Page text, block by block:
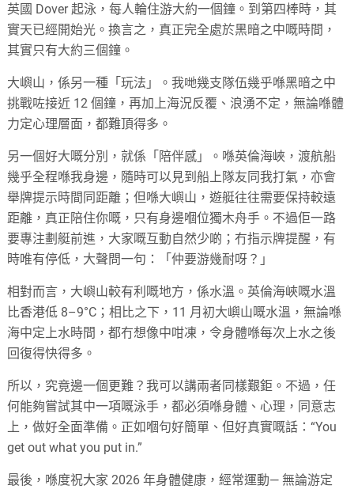
英國 Dover 起泳，每人輪住游大約一個鐘。到第四棒時，其
實天已經開始光。換言之，真正完全處於黑暗之中嘅時間，
其實只有大約三個鐘。
大嶼山，係另一種「玩法」。我哋幾支隊伍幾乎喺黑暗之中
挑戰咗接近 12 個鐘，再加上海況反覆、浪湧不定，無論喺體
力定心理層面，都難頂得多。
另一個好大嘅分別，就係「陪伴感」。喺英倫海峽，渡航船
幾乎全程喺我身邊，隨時可以見到船上隊友同我打氣，亦會
舉牌提示時間同距離；但喺大嶼山，遊艇往往需要保持較遠
距離，真正陪住你嘅，只有身邊嗰位獨木舟手。不過佢一路
要專注劃艇前進，大家嘅互動自然少啲；冇指示牌提醒，有
時唯有停低，大聲問一句：「仲要游幾耐呀？」
相對而言，大嶼山較有利嘅地方，係水溫。英倫海峽嘅水溫
比香港低 8–9°C；相比之下，11 月初大嶼山嘅水溫，無論喺
海中定上水時間，都冇想像中咁凍，令身體喺每次上水之後
回復得快得多。
所以，究竟邊一個更難？我可以講兩者同樣艱鉅。不過，任
何能夠嘗試其中一項嘅泳手，都必須喺身體、心理，同意志
上，做好全面準備。正如嗰句好簡單、但好真實嘅話：“You
get out what you put in.”
最後，喺度祝大家 2026 年身體健康，經常運動— 無論游定